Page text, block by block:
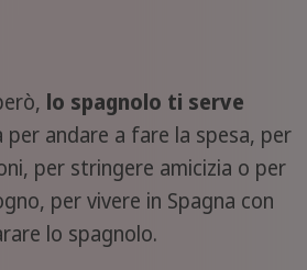
lo spagnolo ti serve
per andare a fare la spesa, per
per stringere amicizia o per
per vivere in Spagna con
lo spagnolo.